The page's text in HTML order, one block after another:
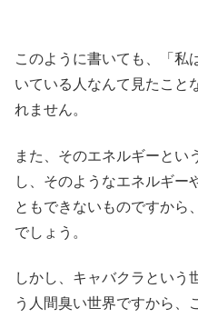
このように書いても、「私
いている人なんて見たこと
れません。
また、そのエネルギーとい
し、そのようなエネルギー
ともできないものですから
でしょう。
しかし、キャバクラという
う人間臭い世界ですから、